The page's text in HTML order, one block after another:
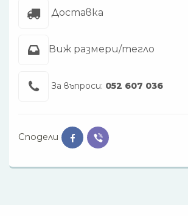
Доставка
Виж размери/тегло
За въпроси: 052 607 036
Сподели